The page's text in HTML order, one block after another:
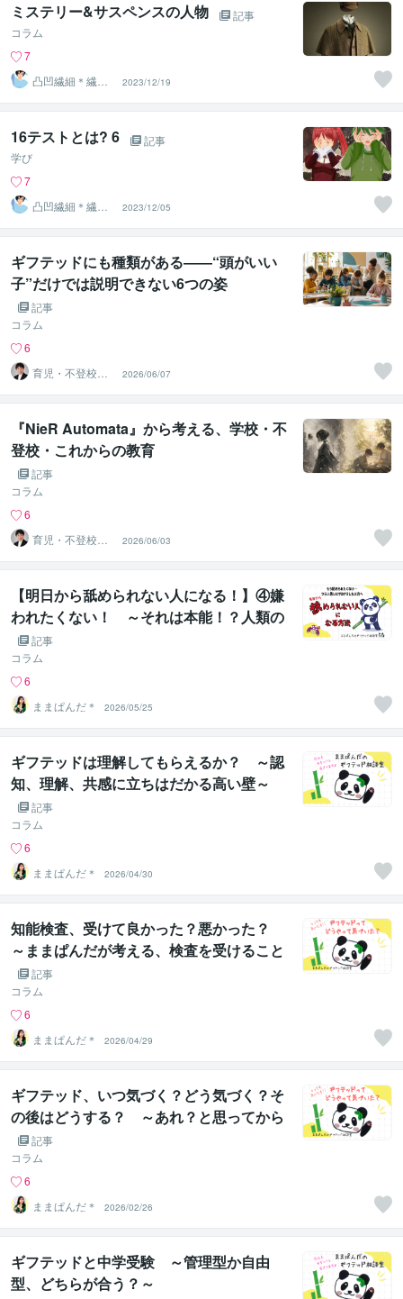
ミステリー&サスペンスの人物
記事
コラム
7
凸凹繊細＊繊細
親子発達親子の
お話相手
2023/12/19
16テストとは? 6
記事
学び
7
凸凹繊細＊繊細
親子発達親子の
お話相手
2023/12/05
ギフテッドにも種類がある――“頭がいい
子”だけでは説明できない6つの姿
記事
コラム
6
育児・不登校・
海外子女相談専
門 奥村直之
2026/06/07
『NieR Automata』から考える、学校・不
登校・これからの教育
記事
コラム
6
育児・不登校・
海外子女相談専
門 奥村直之
2026/06/03
【明日から舐められない人になる！】④嫌
われたくない！ ～それは本能！？人類の
歴史から考えてみる～
記事
コラム
6
ままぱんだ＊
2026/05/25
ギフテッドは理解してもらえるか？ ～認
知、理解、共感に立ちはだかる高い壁～
記事
コラム
6
ままぱんだ＊
2026/04/30
知能検査、受けて良かった？悪かった？
～ままぱんだが考える、検査を受けること
の意味～
記事
コラム
6
ままぱんだ＊
2026/04/29
ギフテッド、いつ気づく？どう気づく？そ
の後はどうする？ ～あれ？と思ってから
のフローチャート～
記事
コラム
6
ままぱんだ＊
2026/02/26
ギフテッドと中学受験 ～管理型か自由
型、どちらが合う？～